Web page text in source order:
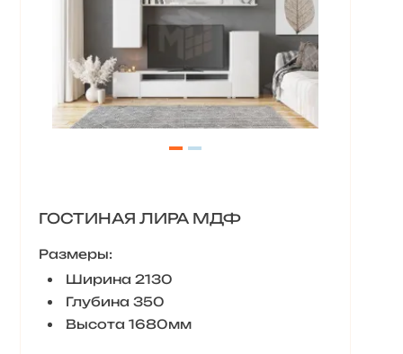
ГОСТИНАЯ ЛИРА МДФ
Размеры:
Ширина 2130
Глубина 350
Высота 1680мм